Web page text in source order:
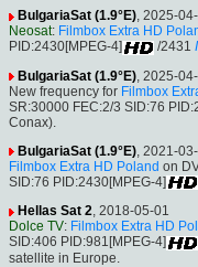
BulgariaSat (1.9°E), 2025-
Neosat: Filmbox Extra HD
PID:2430[MPEG-4]
/2431
BulgariaSat (1.9°E) , 2025-
New frequency for Filmbox
SR:30000 FEC:2/3 SID:76
Conax).
BulgariaSat (1.9°E), 2021-
Filmbox Extra HD Poland on
SID:76 PID:2430[MPEG-4]
Hellas Sat 2, 2018-05-01
Dolce TV: Filmbox Extra HD
SID:406 PID:981[MPEG-4]
satellite in Europe.